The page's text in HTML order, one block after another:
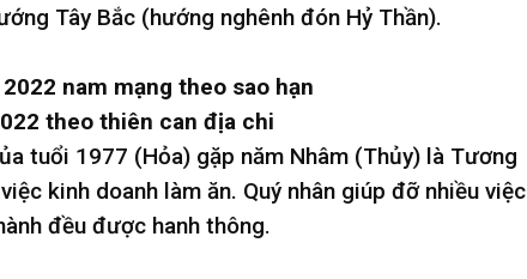
Tây Bắc (hướng nghênh đón Hỷ Thần).
nam mạng theo sao hạn
theo thiên can địa chi
tuổi 1977 (Hỏa) gặp năm Nhâm (Thủy) là Tương
kinh doanh làm ăn. Quý nhân giúp đỡ nhiều việc
đều được hanh thông.